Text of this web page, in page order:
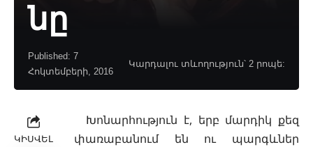
նը
Published: 7
Հոկտեմբերի, 2016
Կարդալու տևողություն՝ 2 րոպե:
ԿԻՍՎԵԼ
Խոնարհություն է, երբ մարդիկ քեզ
փառաբանում են ու պարգևներ